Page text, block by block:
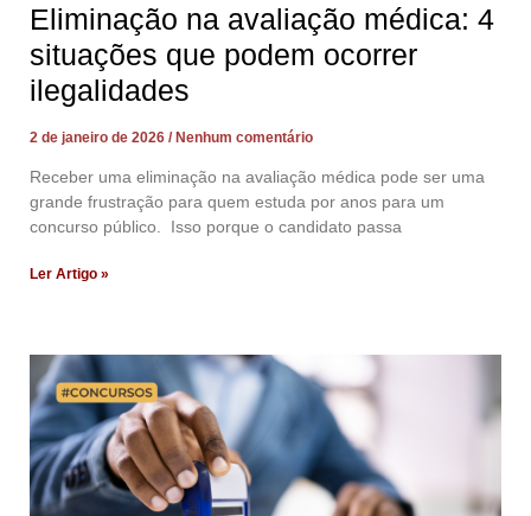
Eliminação na avaliação médica: 4
situações que podem ocorrer
ilegalidades
2 de janeiro de 2026 Nenhum comentário
Receber uma eliminação na avaliação médica pode ser uma
grande frustração para quem estuda por anos para um
concurso público. Isso porque o candidato passa
Ler Artigo »